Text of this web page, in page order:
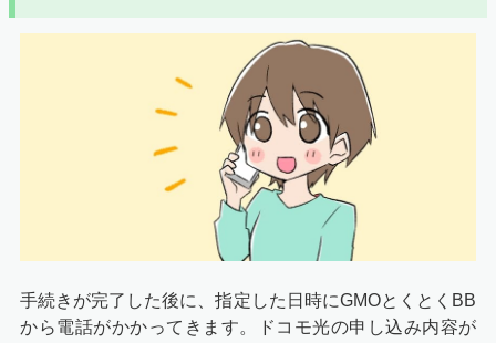
手続きが完了した後に、指定した日時にGMOとくとくBB
から電話がかかってきます。ドコモ光の申し込み内容が